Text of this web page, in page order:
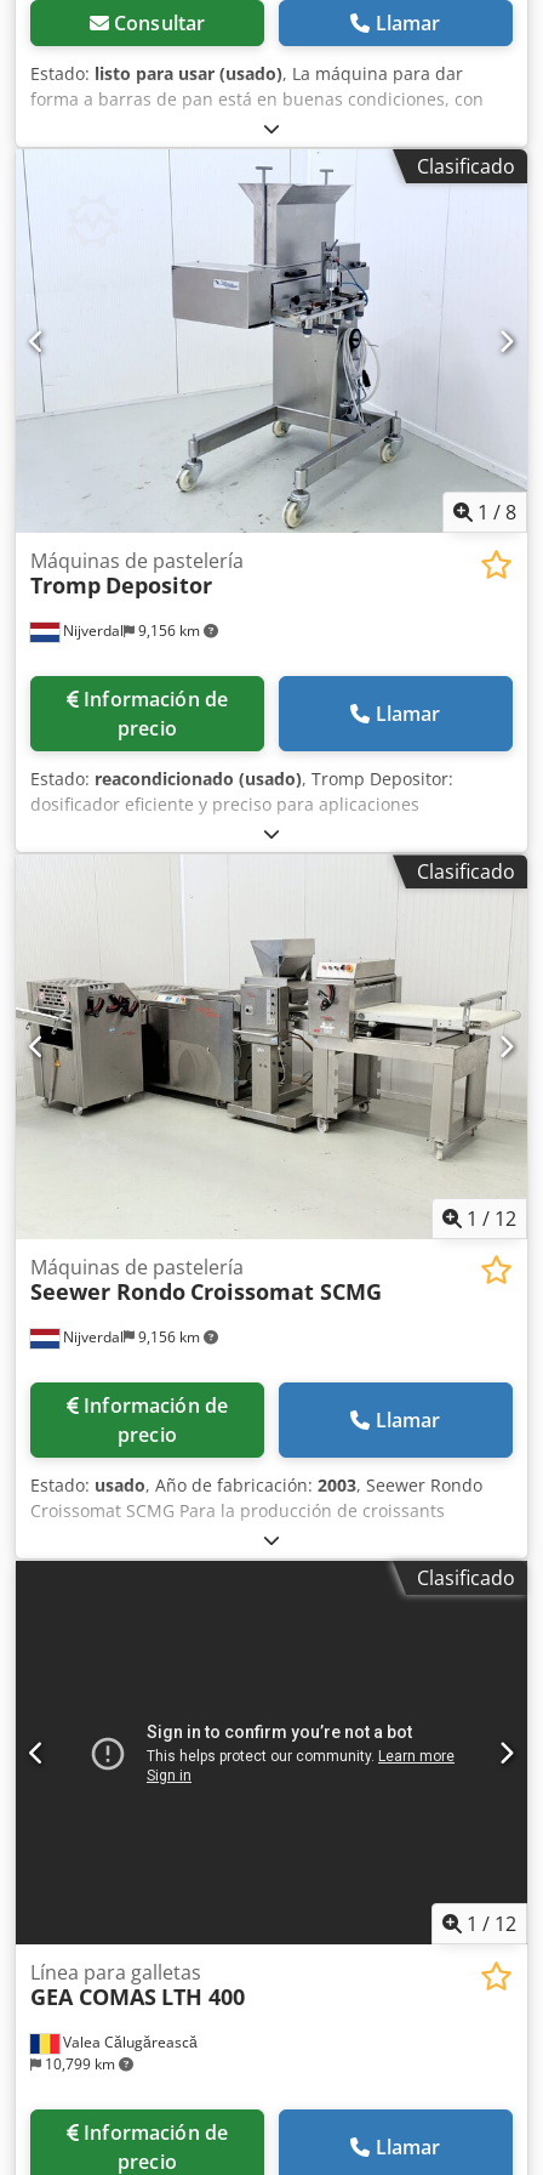
una altura de 260 cm + un tramo recto de 20 metros.
Consultar Llamar
Estado: listo para usar (usado), La máquina para dar
forma a barras de pan está en buenas condiciones, con
una lona y rodamientos nuevos. Lista para empezar a
funcionar. Cedek E Htvepfx Amujha
Clasificado
1 /8
Nijverdal 9,156 km
Máquinas de pastelería
Tromp Depositor
Información de
precio
Llamar
Estado: reacondicionado (usado), Tromp Depositor:
dosificador eficiente y preciso para aplicaciones
alimentarias con productos semilíquidos. Barra de
pulverización con 5 boquillas. Panel de control digital
Siemens LOGO. Rodillos de alimentación con control de
Clasificado
1 / 12
Nijverdal 9,156 km
Máquinas de pastelería
Seewer Rondo Croissomat SCMG
Información de
precio
Llamar
Estado: usado, Año de fabricación: 2003, Seewer Rondo
Croissomat SCMG Para la producción de croissants
rellenos, este modelo compacto de Croissomat está
equipado adicionalmente con un dispositivo de llenado y
una unidad de envoltura especial. Año de construcción
Calibrador construido en 1997 Dispositivo de llenado
neumático construido en 2006, descarga rellenos blandos
a sólidos en dos a cuatro filas. Incluso procesa rellenos con
Clasificado
1 / 12
Valea Călugărească
10,799 km
Línea para galletas
GEA COMAS LTH 400
Información de
precio
Llamar